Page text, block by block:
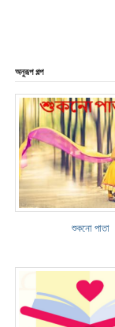
অনুরূপ গল্প
শুকনো পাতা